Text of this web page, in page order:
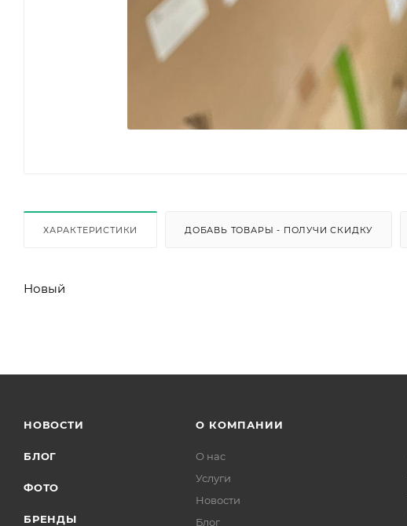
ХАРАКТЕРИСТИКИ ДОБАВЬ ТОВАРЫ - ПОЛУЧИ СКИДКУ
Новый
НОВОСТИ
БЛОГ
ФОТО
БРЕНДЫ
О КОМПАНИИ
О нас
Услуги
Новости
Блог